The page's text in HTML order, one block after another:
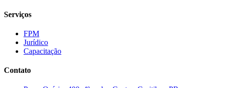
Serviços
FPM
Jurídico
Capacitação
Contato